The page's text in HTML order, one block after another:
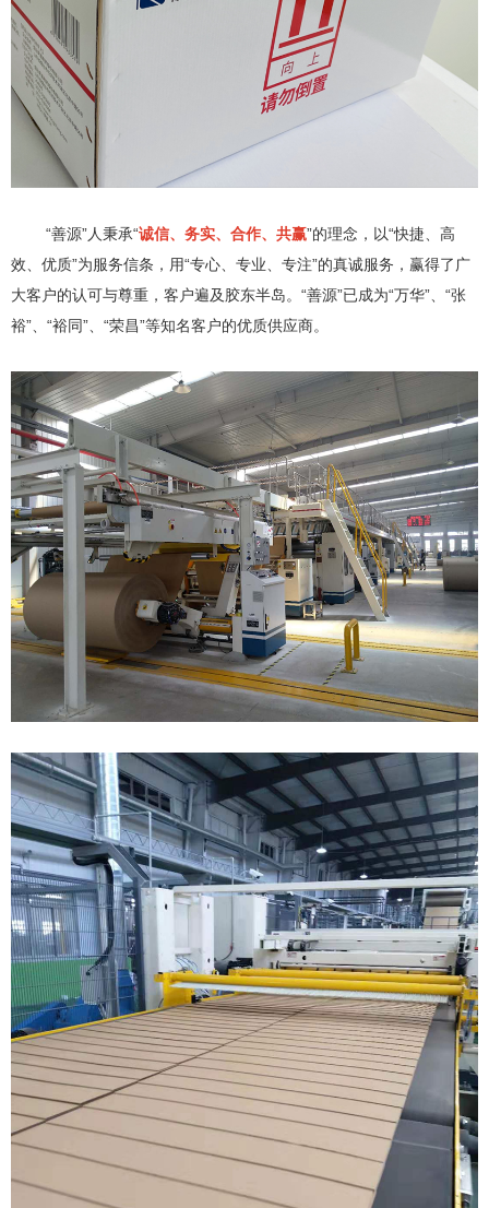
“善源”人秉承“诚信、务实、合作、共赢”的理念，以“快捷、高
效、优质”为服务信条，用“专心、专业、专注”的真诚服务，赢得了广
大客户的认可与尊重，客户遍及胶东半岛。“善源”已成为“万华”、“张
裕”、“裕同”、“荣昌”等知名客户的优质供应商。